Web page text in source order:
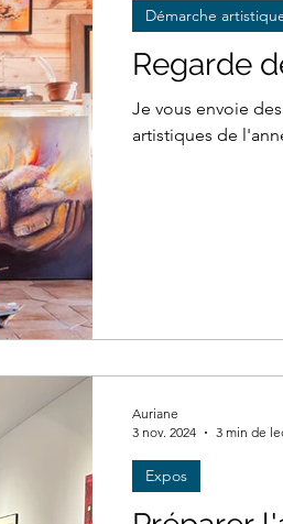
Regarde
Je vous envoie
artistiques de
Démarche
Expos
Auriane
3 nov. 2024
3 min de